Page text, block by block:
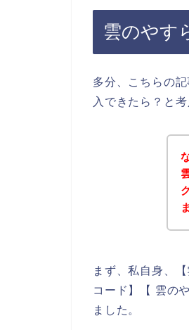
雲のやす
多分、こちらの
入できたら？と
まず、私自身、
コード】【 雲の
ました。